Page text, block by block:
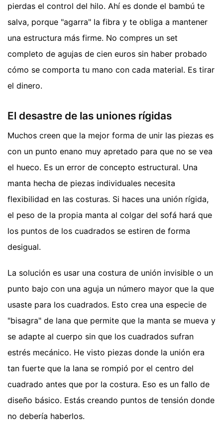
pierdas el control del hilo. Ahí es donde el bambú te
salva, porque "agarra" la fibra y te obliga a mantener
una estructura más firme. No compres un set
completo de agujas de cien euros sin haber probado
cómo se comporta tu mano con cada material. Es tirar
el dinero.
El desastre de las uniones rígidas
Muchos creen que la mejor forma de unir las piezas es
con un punto enano muy apretado para que no se vea
el hueco. Es un error de concepto estructural. Una
manta hecha de piezas individuales necesita
flexibilidad en las costuras. Si haces una unión rígida,
el peso de la propia manta al colgar del sofá hará que
los puntos de los cuadrados se estiren de forma
desigual.
La solución es usar una costura de unión invisible o un
punto bajo con una aguja un número mayor que la que
usaste para los cuadrados. Esto crea una especie de
"bisagra" de lana que permite que la manta se mueva y
se adapte al cuerpo sin que los cuadrados sufran
estrés mecánico. He visto piezas donde la unión era
tan fuerte que la lana se rompió por el centro del
cuadrado antes que por la costura. Eso es un fallo de
diseño básico. Estás creando puntos de tensión donde
no debería haberlos.